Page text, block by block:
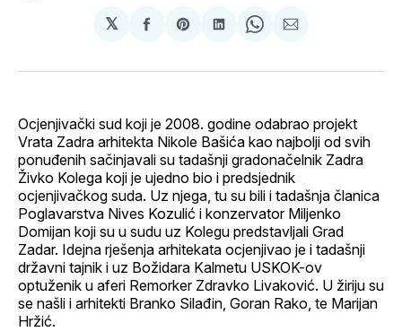
𝕏
podijeliSharepodijeliSharepodijeli
Ocjenjivački sud koji je 2008. godine odabrao projekt
Vrata Zadra arhitekta Nikole Bašića kao najbolji od svih
ponuđenih sačinjavali su tadašnji gradonačelnik Zadra
Živko Kolega koji je ujedno bio i predsjednik
ocjenjivačkog suda. Uz njega, tu su bili i tadašnja članica
Poglavarstva Nives Kozulić i konzervator Miljenko
Domijan koji su u sudu uz Kolegu predstavljali Grad
Zadar. Idejna rješenja arhitekata ocjenjivao je i tadašnji
državni tajnik i uz Božidara Kalmetu USKOK-ov
optuženik u aferi Remorker Zdravko Livaković. U žiriju su
se našli i arhitekti Branko Silađin, Goran Rako, te Marijan
Hržić.